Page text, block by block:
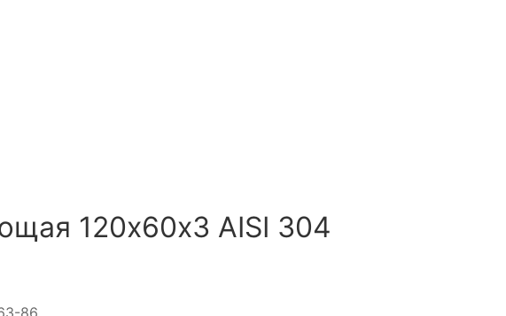
120х60х3 AISI 304
86,